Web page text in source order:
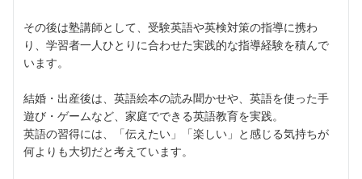
その後は塾講師として、受験英語や英検対策の指導に携わ
り、学習者一人ひとりに合わせた実践的な指導経験を積んで
います。
結婚・出産後は、英語絵本の読み聞かせや、英語を使った手
遊び・ゲームなど、家庭でできる英語教育を実践。
英語の習得には、「伝えたい」「楽しい」と感じる気持ちが
何よりも大切だと考えています。